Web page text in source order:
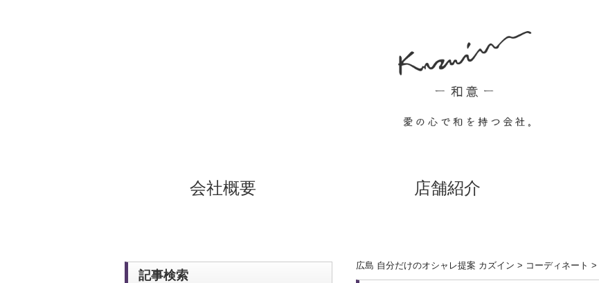
会社概要 店舗紹介
広島 自分だけのオシャレ提案 カズイン > コーディネート >
記事検索